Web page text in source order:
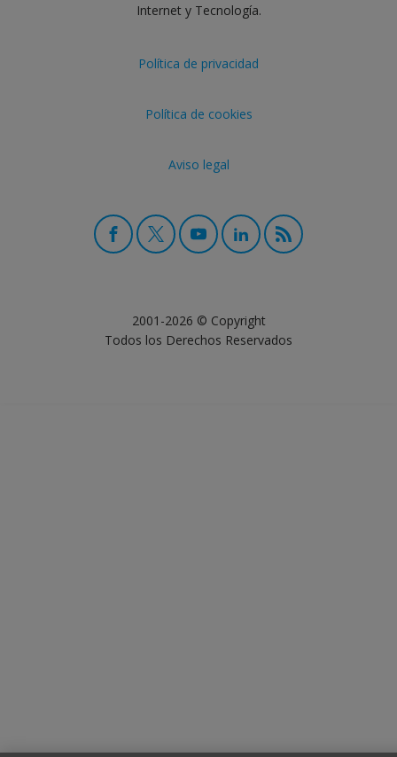
Internet y Tecnología.
Política de privacidad
Política de cookies
Aviso legal
2001-2026 © Copyright
Todos los Derechos Reservados